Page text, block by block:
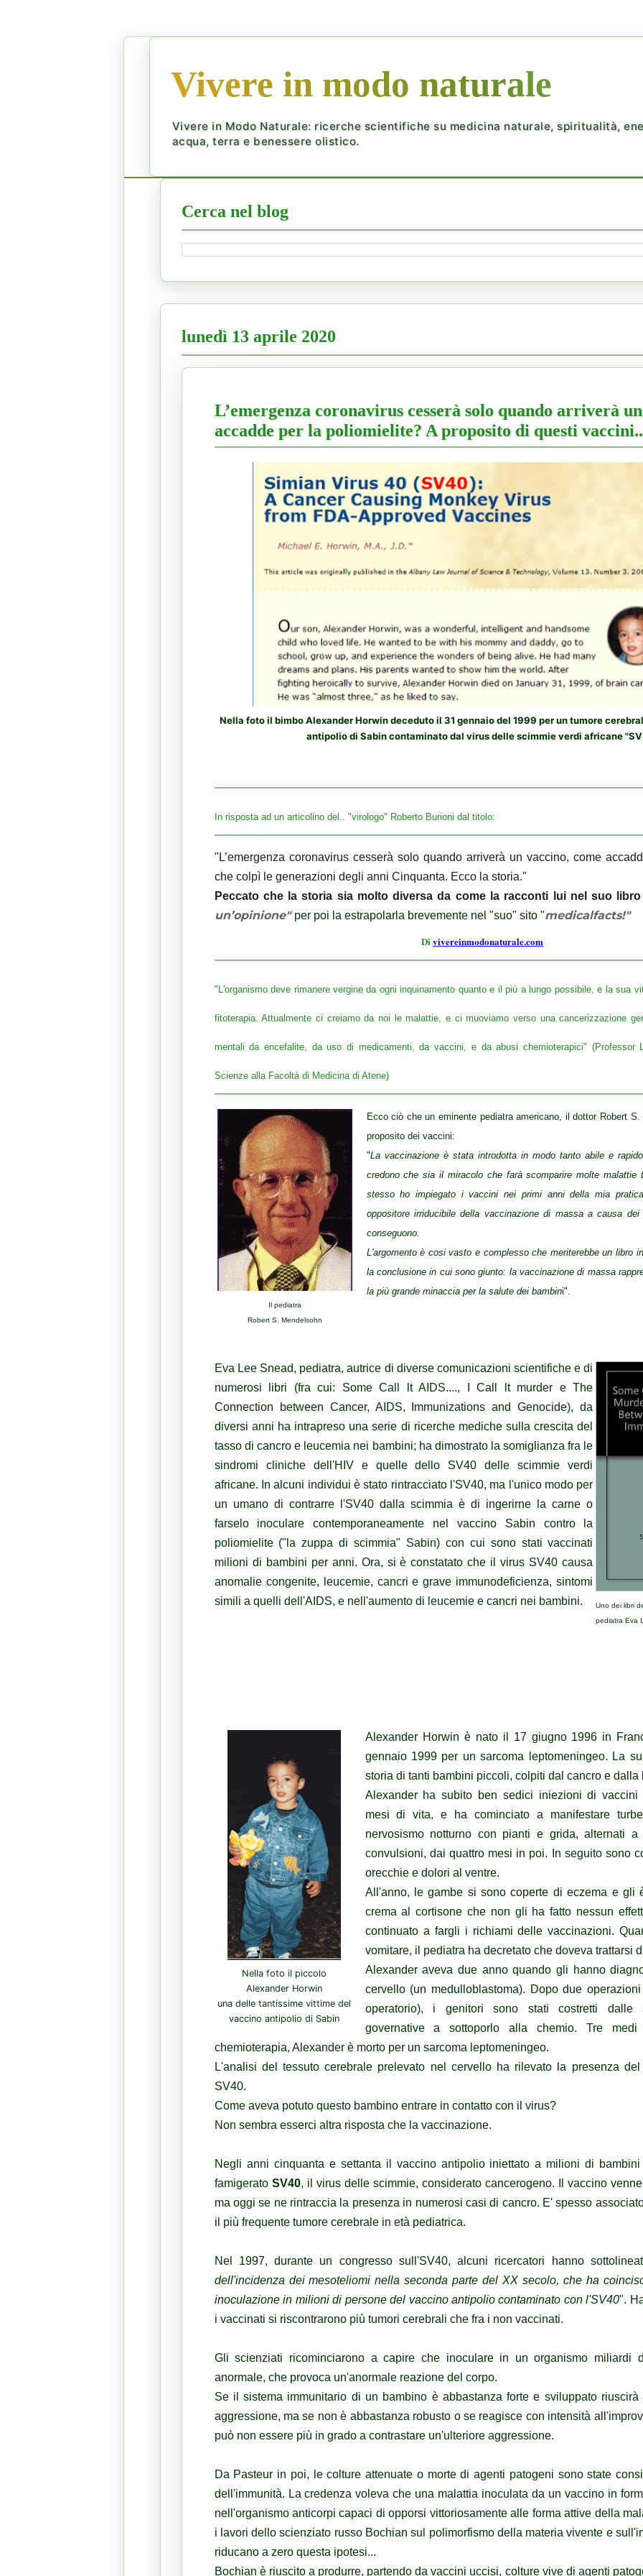
Vivere in modo naturale
Vivere in Modo Naturale: ricerche scientifiche su medicina naturale, spiritualità,
acqua, terra e benessere olistico.
Cerca nel blog
lunedì 13 aprile 2020
L’emergenza coronavirus cesserà solo quando arriverà
accadde per la poliomielite? A proposito di questi vaccini..
Nella foto il bimbo Alexander Horwin deceduto il 31 gennaio del 1999 per un tumore
antipolio di Sabin contaminato dal virus delle scimmie verdi africane
In risposta ad un articolino del.. "virologo" Roberto Burioni dal titolo:
"L’emergenza coronavirus cesserà solo quando arriverà un vaccino, come
che colpì le generazioni degli anni Cinquanta. Ecco la storia."
Peccato che la storia sia molto diversa da come la racconti lui nel suo
un’opinione" per poi la estrapolarla brevemente nel "suo" sito "medicalfacts!"
Di vivereinmodonaturale.com
"L'organismo deve rimanere vergine da ogni inquinamento quanto e il più a lungo possibile, e la sua
fitoterapia. Attualmente ci creiamo da noi le malattie, e ci muoviamo verso una cancerizzazione
mentali da encefalite, da uso di medicamenti, da vaccini, e da abusi chemioterapici" (Professor
Scienze alla Facoltà di Medicina di Atene)
Il pediatra
Robert S. Mendelsohn
Ecco ciò che un eminente pediatra americano, il dottor Robert
proposito dei vaccini:
"La vaccinazione è stata introdotta in modo tanto abile e
credono che sia il miracolo che farà scomparire molte malattie
stesso ho impiegato i vaccini nei primi anni della mia
oppositore irriducibile della vaccinazione di massa a causa
conseguono.
L'argomento è cosi vasto e complesso che meriterebbe un libro
la conclusione in cui sono giunto: la vaccinazione di massa
la più grande minaccia per la salute dei bambini".
Uno dei libri
pediatra Eva
Eva Lee Snead, pediatra, autrice di diverse comunicazioni scientifiche e di
numerosi libri (fra cui: Some Call lt AIDS...., I Call lt murder e The
Connection between Cancer, AIDS, Immunizations and Genocide), da
diversi anni ha intrapreso una serie di ricerche mediche sulla crescita del
tasso di cancro e leucemia nei bambini; ha dimostrato la somiglianza fra le
sindromi cliniche dell'HIV e quelle dello SV40 delle scimmie verdi
africane. In alcuni individui è stato rintracciato l'SV40, ma l'unico modo per
un umano di contrarre l'SV40 dalla scimmia è di ingerirne la carne o
farselo inoculare contemporaneamente nel vaccino Sabin contro la
poliomielite ("la zuppa di scimmia" Sabin) con cui sono stati vaccinati
milioni di bambini per anni. Ora, si è constatato che il virus SV40 causa
anomalie congenite, leucemie, cancri e grave immunodeficienza, sintomi
simili a quelli dell'AIDS, e nell'aumento di leucemie e cancri nei bambini.
Nella foto il piccolo
Alexander Horwin
una delle tantissime vittime del
vaccino antipolio di Sabin
Alexander Horwin è nato il 17 giugno 1996 in
gennaio 1999 per un sarcoma leptomeningeo. La
storia di tanti bambini piccoli, colpiti dal cancro e
Alexander ha subito ben sedici iniezioni di vaccini
mesi di vita, e ha cominciato a manifestare
nervosismo notturno con pianti e grida, alternati
convulsioni, dai quattro mesi in poi. In seguito sono
orecchie e dolori al ventre.
All'anno, le gambe si sono coperte di eczema e gli
crema al cortisone che non gli ha fatto nessun
continuato a fargli i richiami delle vaccinazioni.
vomitare, il pediatra ha decretato che doveva trattarsi
Alexander aveva due anno quando gli hanno
cervello (un medulloblastoma). Dopo due
operatorio), i genitori sono stati costretti dalle
governative a sottoporlo alla chemio. Tre
chemioterapia, Alexander è morto per un sarcoma leptomeningeo.
L'analisi del tessuto cerebrale prelevato nel cervello ha rilevato la presenza
SV40.
Come aveva potuto questo bambino entrare in contatto con il virus?
Non sembra esserci altra risposta che la vaccinazione.
Negli anni cinquanta e settanta il vaccino antipolio iniettato a milioni di
famigerato SV40, il virus delle scimmie, considerato cancerogeno. Il vaccino
ma oggi se ne rintraccia la presenza in numerosi casi di cancro. E' spesso
il più frequente tumore cerebrale in età pediatrica.
Nel 1997, durante un congresso sull'SV40, alcuni ricercatori hanno
dell'incidenza dei mesoteliomi nella seconda parte del XX secolo, che ha
inoculazione in milioni di persone del vaccino antipolio contaminato con l'SV40".
i vaccinati si riscontrarono più tumori cerebrali che fra i non vaccinati.
Gli scienziati ricominciarono a capire che inoculare in un organismo miliardi
anormale, che provoca un'anormale reazione del corpo.
Se il sistema immunitario di un bambino è abbastanza forte e sviluppato
aggressione, ma se non è abbastanza robusto o se reagisce con intensità
può non essere più in grado a contrastare un'ulteriore aggressione.
Da Pasteur in poi, le colture attenuate o morte di agenti patogeni sono state
dell'immunità. La credenza voleva che una malattia inoculata da un vaccino in
nell'organismo anticorpi capaci di opporsi vittoriosamente alle forma attive della
i lavori dello scienziato russo Bochian sul polimorfismo della materia vivente e
riducano a zero questa ipotesi...
Bochian è riuscito a produrre, partendo da vaccini uccisi, colture vive di agenti